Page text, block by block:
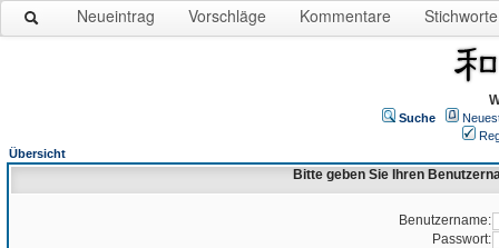
Neueintrag Vorschläge Kommentare Stichworte
Suche
Übersicht
Bitte geben Sie Ihren
Benutzername:
Passwort: